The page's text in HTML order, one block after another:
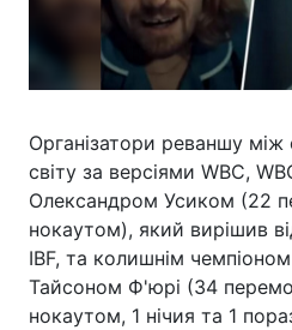
Організатори реваншу
світу за версіями WBC,
Олександром Усиком (22
нокаутом), який вирішив
IBF, та колишнім
Тайсоном Ф'юрі (34
нокаутом, 1 нічия та 1